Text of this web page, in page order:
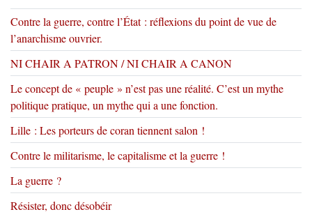
Contre la guerre, contre l’État : réflexions du point de vue de
l’anarchisme ouvrier.
NI CHAIR A PATRON / NI CHAIR A CANON
Le concept de « peuple » n’est pas une réalité. C’est un mythe
politique pratique, un mythe qui a une fonction.
Lille : Les porteurs de coran tiennent salon !
Contre le militarisme, le capitalisme et la guerre !
La guerre ?
Résister, donc désobéir